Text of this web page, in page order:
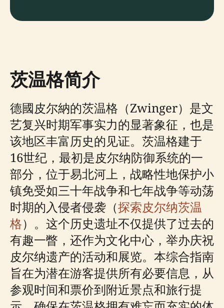
茨温格简介
德國皮尔納的茨温格（Zwinger）是文
艺复兴时期军事实力的显著象征，也是
该地区丰富历史的见证。茨温格建于
16世纪，最初是皮尔纳防御系统的一
部分，位于易北河上，战略性地保护小
镇免受如三十年战争和七年战争等动荡
时期的入侵者侵袭（探索皮尔纳茨温
格）。这个历史遗址不仅提供了过去的
有趣一瞥，还作为文化中心，举办庆祝
皮尔纳遗产的活动和展览。本综合指南
旨在为潜在游客提供所有必要信息，从
参观时间和票价到附近景点和旅行提